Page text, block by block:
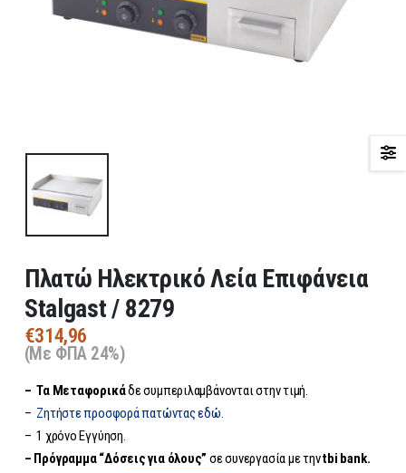
Πλατώ Ηλεκτρικό Λεία Επιφάνεια
Stalgast / 8279
€314,96
(Με ΦΠΑ 24%)
– Τα Μεταφορικάδε συμπεριλαμβάνονται στην τιμή.
– Ζητήστε προσφορά πατώντας εδώ.
– 1 χρόνο Εγγύηση.
– Πρόγραμμα “Δόσεις για όλους” σε συνεργασία με τηνtbi bank.